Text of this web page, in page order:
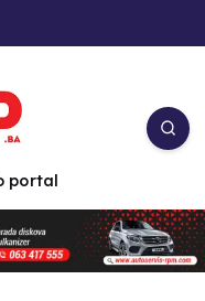
portal